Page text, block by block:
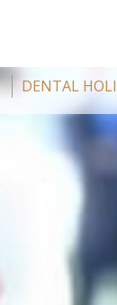
DENTAL